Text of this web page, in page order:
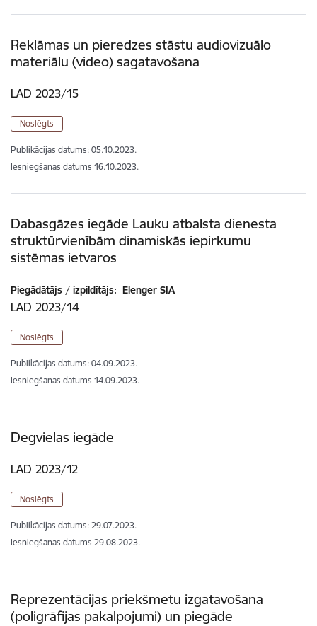
Reklāmas un pieredzes stāstu audiovizuālo
materiālu (video) sagatavošana
LAD 2023/15
Noslēgts
Publikācijas datums: 05.10.2023.
Iesniegšanas datums 16.10.2023.
Dabasgāzes iegāde Lauku atbalsta dienesta
struktūrvienībām dinamiskās iepirkumu
sistēmas ietvaros
Piegādātājs / izpildītājs: Elenger SIA
LAD 2023/14
Noslēgts
Publikācijas datums: 04.09.2023.
Iesniegšanas datums 14.09.2023.
Degvielas iegāde
LAD 2023/12
Noslēgts
Publikācijas datums: 29.07.2023.
Iesniegšanas datums 29.08.2023.
Reprezentācijas priekšmetu izgatavošana
(poligrāfijas pakalpojumi) un piegāde